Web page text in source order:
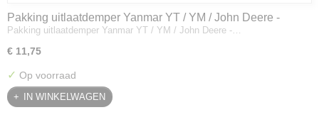
Pakking uitlaatdemper Yanmar YT / YM / John Deere -
128300-13230
Pakking uitlaatdemper Yanmar YT / YM / John Deere -…
€ 11,75
✓ Op voorraad
IN WINKELWAGEN